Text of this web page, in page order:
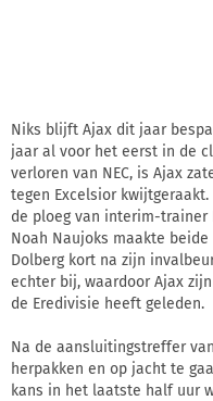
Niks blijft Ajax dit jaar
jaar al voor het eerst in de
verloren van NEC, is Ajax
tegen Excelsior
de ploeg van interim-trainer
Noah Naujoks maakte
Dolberg kort na zijn
echter bij, waardoor Ajax
de Eredivisie heeft geleden.
Na de aansluitingstreffer
herpakken en op jacht te
kans in het laatste half uur